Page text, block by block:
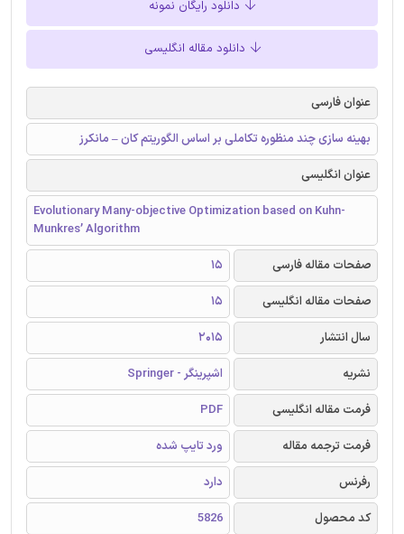
دانلود رایگان نمونه
دانلود مقاله انگلیسی
عنوان فارسی
بهینه سازی چند منظوره تکاملی بر اساس الگوریتم کان – مانکرز
عنوان انگلیسی
Evolutionary Many-objective Optimization based on Kuhn-
Munkres’ Algorithm
صفحات مقاله فارسی
15
صفحات مقاله انگلیسی
15
سال انتشار
2015
نشریه
اشپرینگر - Springer
فرمت مقاله انگلیسی
PDF
فرمت ترجمه مقاله
ورد تایپ شده
رفرنس
دارد
کد محصول
5826